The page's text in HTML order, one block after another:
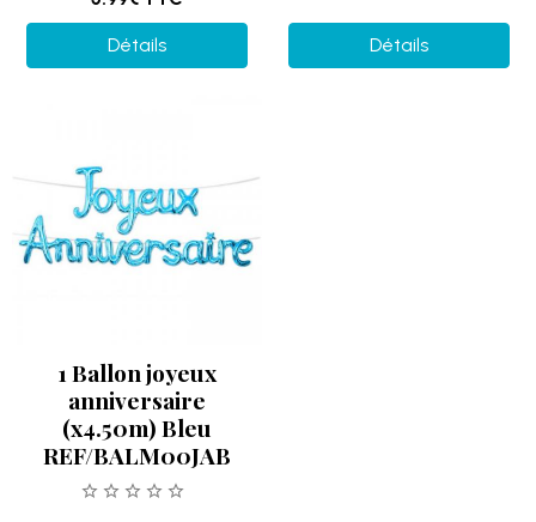
Détails Détails
1 Ballon joyeux
anniversaire
(x4.50m) Bleu
REF/BALM00JAB